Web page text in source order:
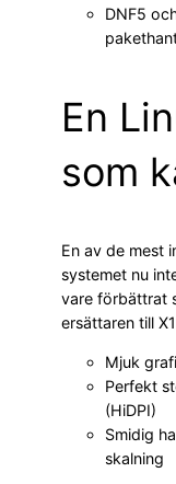
DNF5
En
som
En av de mest
systemet nu
vare förbättrat
ersättaren till
Mjuk
Perfekt
(HiDPI)
Smidig
skalning